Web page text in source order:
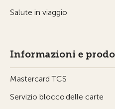
Salute in viaggio
Informazioni e
Mastercard TCS
Servizio blocco delle carte